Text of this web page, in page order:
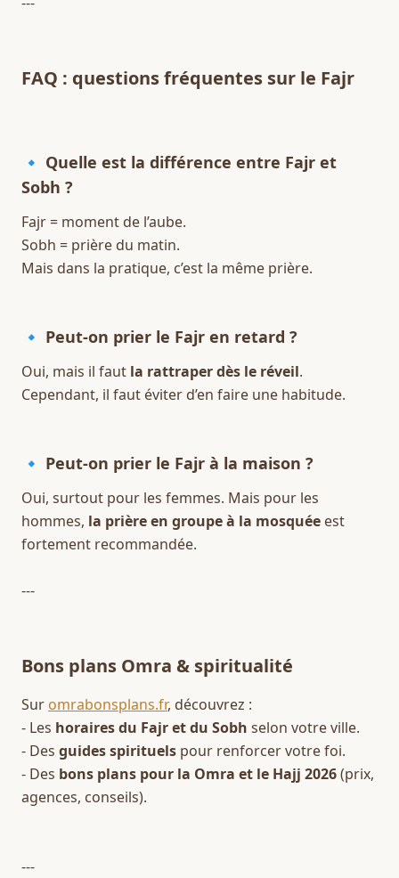
FAQ : questions fréquentes sur le Fajr
🔹 Quelle est la différence entre Fajr et
Sobh ?
Fajr = moment de l’aube.
Sobh = prière du matin.
Mais dans la pratique, c’est la même prière.
🔹 Peut-on prier le Fajr en retard ?
Oui, mais il faut la rattraper dès le réveil.
Cependant, il faut éviter d’en faire une habitude.
🔹 Peut-on prier le Fajr à la maison ?
Oui, surtout pour les femmes. Mais pour les
hommes, la prière en groupe à la mosquée est
fortement recommandée.
---
Bons plans Omra & spiritualité
Sur omrabonsplans.fr, découvrez :
- Les horaires du Fajr et du Sobh selon votre ville.
- Des guides spirituels pour renforcer votre foi.
- Des bons plans pour la Omra et le Hajj 2026 (prix,
agences, conseils).
---